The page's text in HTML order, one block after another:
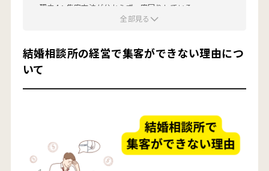
理由4：集客方法が分からず、空回りしている
【集客成功事例①】問い合わせ数が毎月5件→25件へ
【集客成功事例②】オウンドメディア構築・運用でPV数・
予約数が急増
集客方法1：ホームページ・ブログ
集客方法2：ランディングページ（LP）・広告運用
全部見る
結婚相談所の経営で集客ができない理由につ
いて